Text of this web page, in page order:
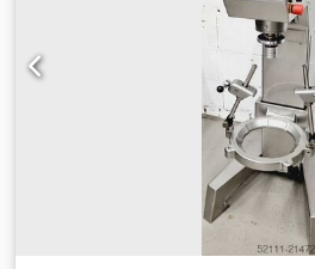
1 x Schlagen Kesselbeleuchtung
Stecker Maße: 640 x 615 x 1380 mm,
Gebrauchtmaschine überholt
Profitieren Sie aus über 35 Jahren
Gasbrenner Cjdpfoy U Tt Tox Ab
Ersatzteil-Box für mehr Sicherheit